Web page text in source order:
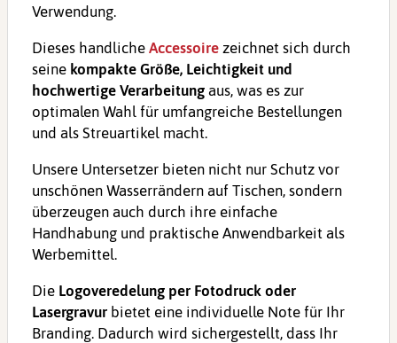
Verwendung.
Dieses handliche Accessoire zeichnet sich durch
seine kompakte Größe, Leichtigkeit und
hochwertige Verarbeitung aus, was es zur
optimalen Wahl für umfangreiche Bestellungen
und als Streuartikel macht.
Unsere Untersetzer bieten nicht nur Schutz vor
unschönen Wasserrändern auf Tischen, sondern
überzeugen auch durch ihre einfache
Handhabung und praktische Anwendbarkeit als
Werbemittel.
Die Logoveredelung per Fotodruck oder
Lasergravur bietet eine individuelle Note für Ihr
Branding. Dadurch wird sichergestellt, dass Ihr